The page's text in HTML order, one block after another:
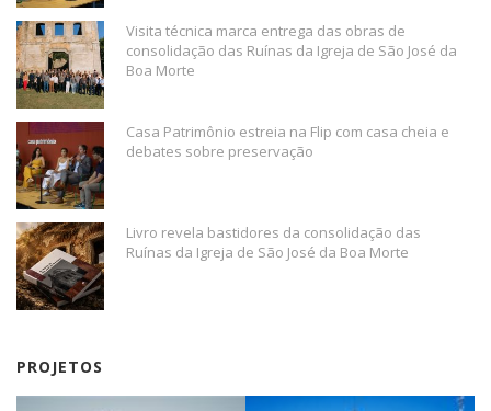
Visita técnica marca entrega das obras de
consolidação das Ruínas da Igreja de São José da
Boa Morte
Casa Patrimônio estreia na Flip com casa cheia e
debates sobre preservação
Livro revela bastidores da consolidação das
Ruínas da Igreja de São José da Boa Morte
PROJETOS